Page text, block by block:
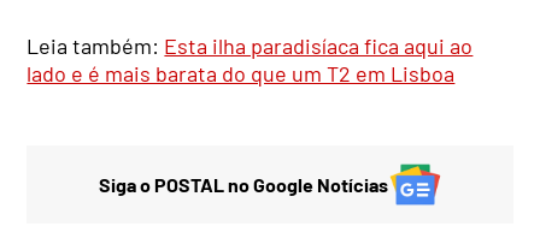
Leia também: Esta ilha paradisíaca fica aqui ao
lado e é mais barata do que um T2 em Lisboa
Siga o POSTAL no Google Notícias